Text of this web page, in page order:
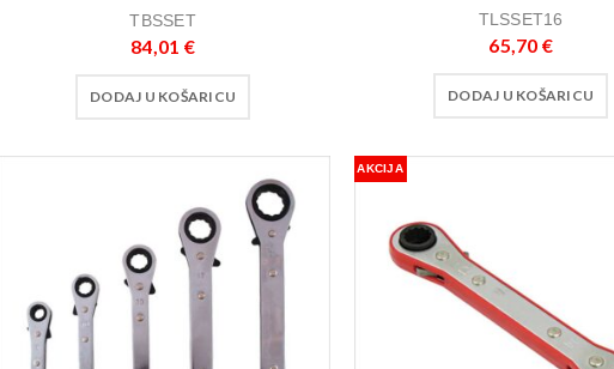
TBSSET
84,01 €
DODAJ U KOŠARICU
TLSSET16
65,70 €
DODAJ U KOŠARICU
AKCIJA